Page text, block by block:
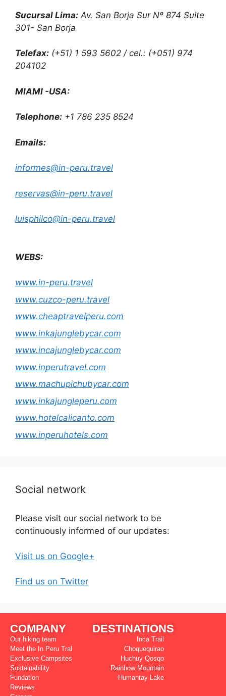
Sucursal Lima: Av. San Borja Sur Nº 874 Suite
301- San Borja
Telefax: (+51) 1 593 5602 / cel.: (+051) 974
204102
MIAMI -USA:
Telephone: +1 786 235 8524
Emails:
informes@in-peru.travel
reservas@in-peru.travel
luisphilco@in-peru.travel
WEBS:
www.in-peru.travel
www.cuzco-peru.travel
www.cheaptravelperu.com
www.inkajunglebycar.com
www.incajunglebycar.com
www.inperutravel.com
www.machupichubycar.com
www.inkajungleperu.com
www.hotelcalicanto.com
www.inperuhotels.com
Social network
Please visit our social network to be
continuously informed of our updates:
Visit us on Google+
Find us on Twitter
COMPANY
Our hiking team
Meet the In Peru Tral
Exclusive Campsites
Sustainability
Fundation
Reviews
DESTINATIONS
Inca Trail
Choquequirao
Huchuy Qosqo
Rainbow Mountain
Humantay Lake